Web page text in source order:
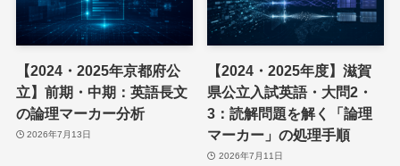
【2024・2025年京都府公
立】前期・中期：英語長文
の論理マーカー分析
2026年7月13日
【2024・2025年度】滋賀
県公立入試英語・大問2・
3：読解問題を解く「論理
マーカー」の処理手順
2026年7月11日